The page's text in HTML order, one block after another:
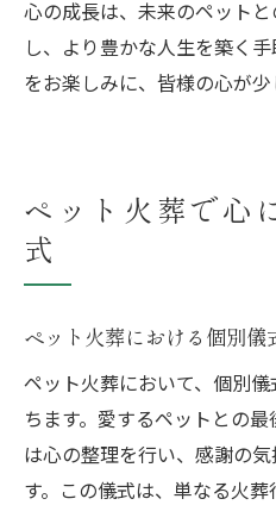
心の成長は、未来のペット
し、より豊かな人生を築く
をお楽しみに、皆様の心が
ペット火葬で心
式
ペット火葬における個別儀
ペット火葬において、個別
ちます。愛するペットとの
は心の整理を行い、感謝の
す。この儀式は、単なる火